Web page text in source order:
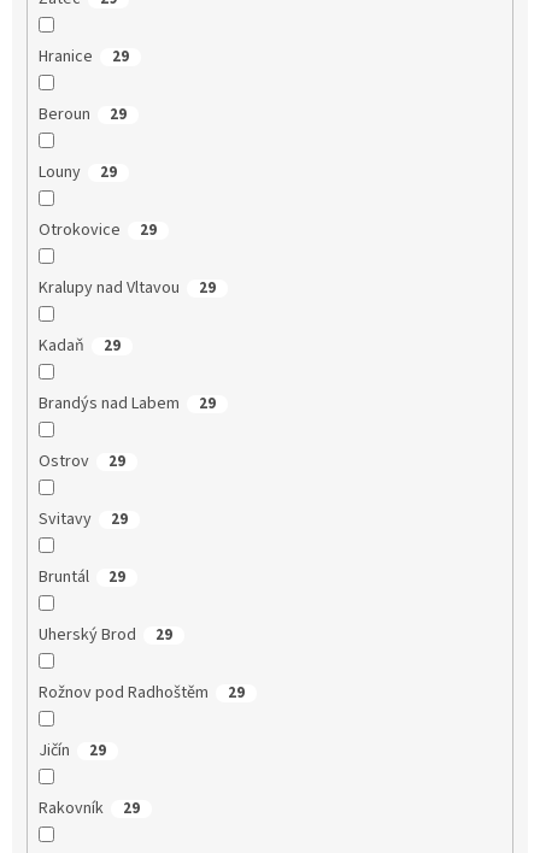
Hranice 29
Beroun 29
Louny 29
Otrokovice 29
Kralupy nad Vltavou 29
Kadaň 29
Brandýs nad Labem 29
Ostrov 29
Svitavy 29
Bruntál 29
Uherský Brod 29
Rožnov pod Radhoštěm 29
Jičín 29
Rakovník 29